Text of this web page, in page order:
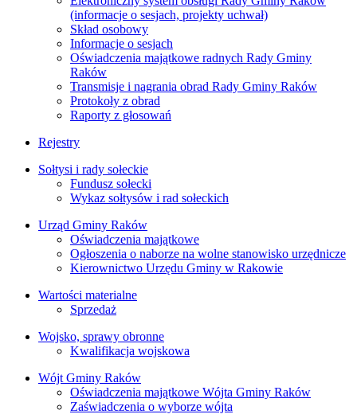
(informacje o sesjach, projekty uchwał)
Skład osobowy
Informacje o sesjach
Oświadczenia majątkowe radnych Rady Gminy
Raków
Transmisje i nagrania obrad Rady Gminy Raków
Protokoły z obrad
Raporty z głosowań
Rejestry
Sołtysi i rady sołeckie
Fundusz sołecki
Wykaz sołtysów i rad sołeckich
Urząd Gminy Raków
Oświadczenia majątkowe
Ogłoszenia o naborze na wolne stanowisko urzędnicze
Kierownictwo Urzędu Gminy w Rakowie
Wartości materialne
Sprzedaż
Wojsko, sprawy obronne
Kwalifikacja wojskowa
Wójt Gminy Raków
Oświadczenia majątkowe Wójta Gminy Raków
Zaświadczenia o wyborze wójta